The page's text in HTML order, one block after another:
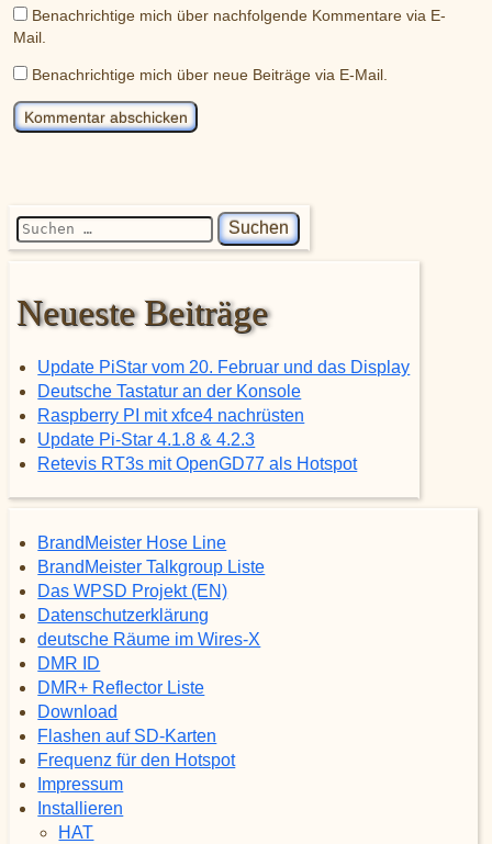
Benachrichtige mich über nachfolgende Kommentare via E-
Mail.
Benachrichtige mich über neue Beiträge via E-Mail.
Suchen nach:
Neueste Beiträge
Update PiStar vom 20. Februar und das Display
Deutsche Tastatur an der Konsole
Raspberry PI mit xfce4 nachrüsten
Update Pi-Star 4.1.8 & 4.2.3
Retevis RT3s mit OpenGD77 als Hotspot
BrandMeister Hose Line
BrandMeister Talkgroup Liste
Das WPSD Projekt (EN)
Datenschutzerklärung
deutsche Räume im Wires-X
DMR ID
DMR+ Reflector Liste
Download
Flashen auf SD-Karten
Frequenz für den Hotspot
Impressum
Installieren
HAT